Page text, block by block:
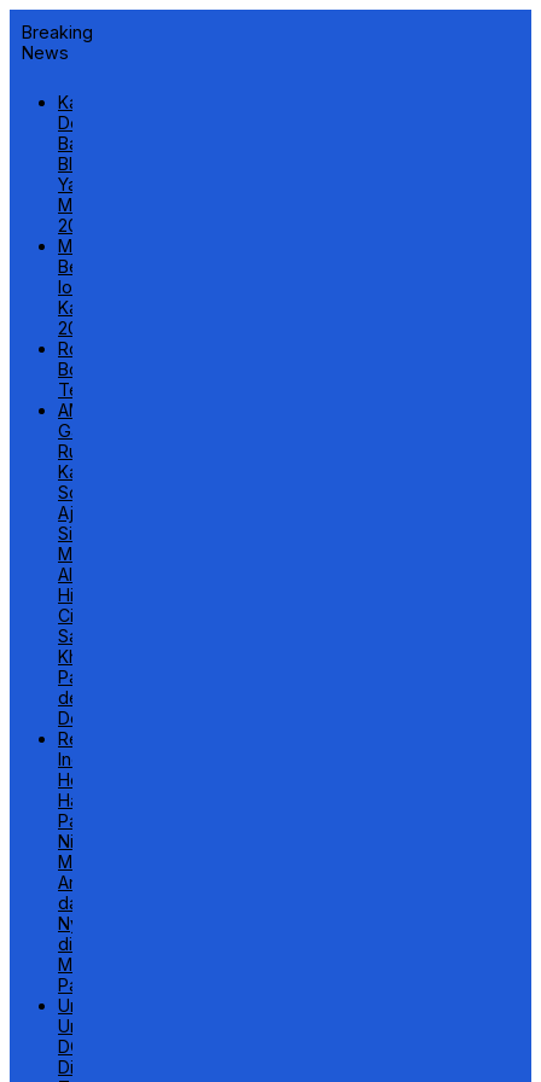
Breaking
News
Kasino
Dengan
Bandar
Blackjack
Yang
Menguntungkan
2026
Mesin
Berputar
Ios
Kasino
2026
Rolet
Bonus
Tertinggi
AMS
Gandeng
Rumah
Kata
Sorong
Ajak
Siswa
MI
Al-
Hidayah
Cintai
Satwa
Khas
Papua
dengan
Dongeng
Relat
Indah
Hotel
Hadirkan
Paket
Nikah
Murah,
Aman
dan
Nyaman
di
Masa
Pandemi
Undang-
Undang
DOB
Disahkan,